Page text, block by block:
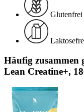
Glutenfrei
Häufig zusammen
Lean Creatine+,